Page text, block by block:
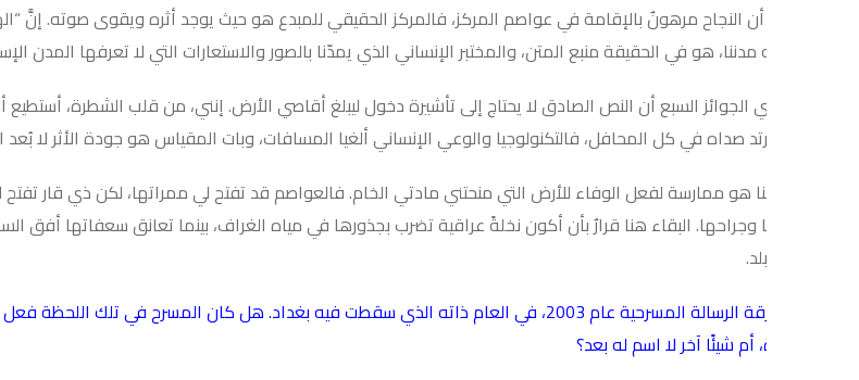
أن النجاح مرهونٌ بالإقامة في عواصم المركز، فالمركز الحقيقي للمبدع هو حيث يوجد أثره ويقوى صوته. إنَّ “الهامش” الذي
هو في الحقيقة منبع المتن، والمختبر الإنساني الذي يمدّنا بالصور والاستعارات التي لا تعرفها المدن الإسمنتية الكبرى.
الجوائز السبع أن النص الصادق لا يحتاج إلى تأشيرة دخول ليبلغ أقاصي الأرض. إنني، من قلب الشطرة، أستطيع أن أطلق
صداه في كل المحافل، فالتكنولوجيا والوعي الإنساني ألغيا المسافات، وبات المقياس هو جودة الأثر لا بُعد المقر.
هو ممارسة لفعل الوفاء للأرض التي منحتني مادتي الخام. فالعواصم قد تفتح لي ممراتها، لكن ذي قار تفتح لي مسامَّها
البقاء هنا قرارٌ بأن أكون نخلةً عراقية تضرب بجذورها في مياه الغراف، بينما تعانق سعفاتها أفق السماء في كل
أسستَ فرقة الرسالة المسرحية عام 2003، في العام ذاته الذي سقطت فيه بغداد. هل كان المسرح في تلك اللحظة فعل مقاومة، أم
شيئًا آخر لا اسم له بعد؟